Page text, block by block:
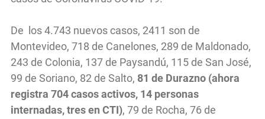
De los 4.743 nuevos casos, 2411 son de
Montevideo, 718 de Canelones, 289 de Maldonado,
243 de Colonia, 137 de Paysandú, 115 de San José,
99 de Soriano, 82 de Salto, 81 de Durazno (ahora
registra 704 casos activos, 14 personas
internadas, tres en CTI), 79 de Rocha, 76 de